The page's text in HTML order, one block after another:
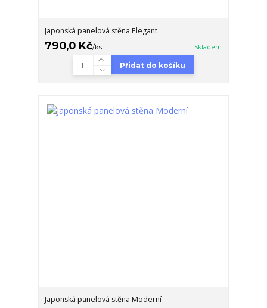
Japonská panelová stěna Elegant
790,0 Kč/ks Skladem
Přidat do košíku
Japonská panelová stěna Moderní